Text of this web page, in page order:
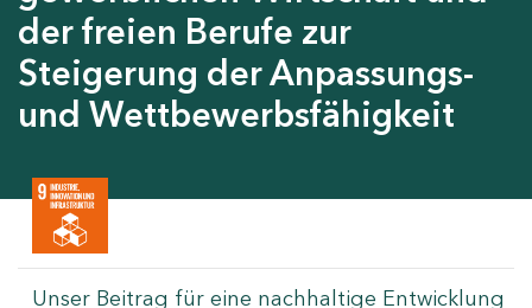
der freien Berufe zur
Steigerung der Anpassungs-
und Wettbewerbsfähigkeit
Unser Beitrag für eine nachhaltige Entwicklung